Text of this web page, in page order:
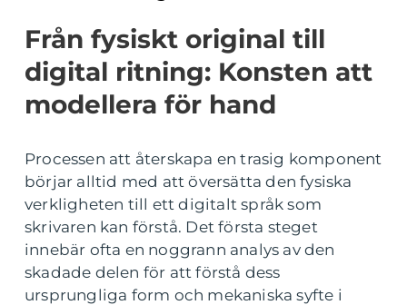
Från fysiskt original till
digital ritning: Konsten att
modellera för hand
Processen att återskapa en trasig komponent
börjar alltid med att översätta den fysiska
verkligheten till ett digitalt språk som
skrivaren kan förstå. Det första steget
innebär ofta en noggrann analys av den
skadade delen för att förstå dess
ursprungliga form och mekaniska syfte i